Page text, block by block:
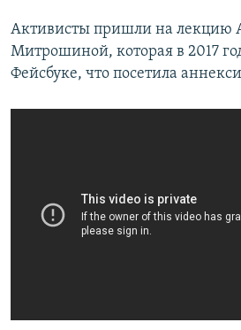
Активисты пришли на лекцию
Митрошиной, которая в 2017
Фейсбуке, что посетила